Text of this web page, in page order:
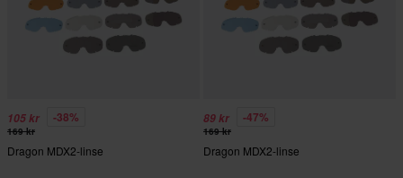
105 kr -38%
169 kr
Dragon MDX2-linse
89 kr -47%
169 kr
Dragon MDX2-linse